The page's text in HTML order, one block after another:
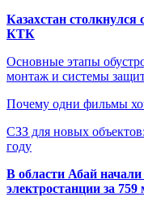
Казахстан столкнулся
КТК
Основные этапы
монтаж и системы
Почему одни фильмы
СЗЗ для новых
году
В области Абай начали
электростанции за 759